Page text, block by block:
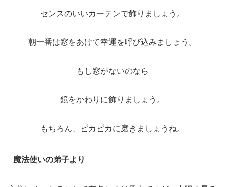
センスのいいカーテンで飾りましょう。
朝一番は窓をあけて幸運を呼び込みましょう。
もし窓がないのなら
鏡をかわりに飾りましょう。
もちろん、ピカピカに磨きましょうね。
魔法使いの弟子より